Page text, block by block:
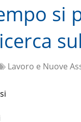
si
Lavoro e Nuove